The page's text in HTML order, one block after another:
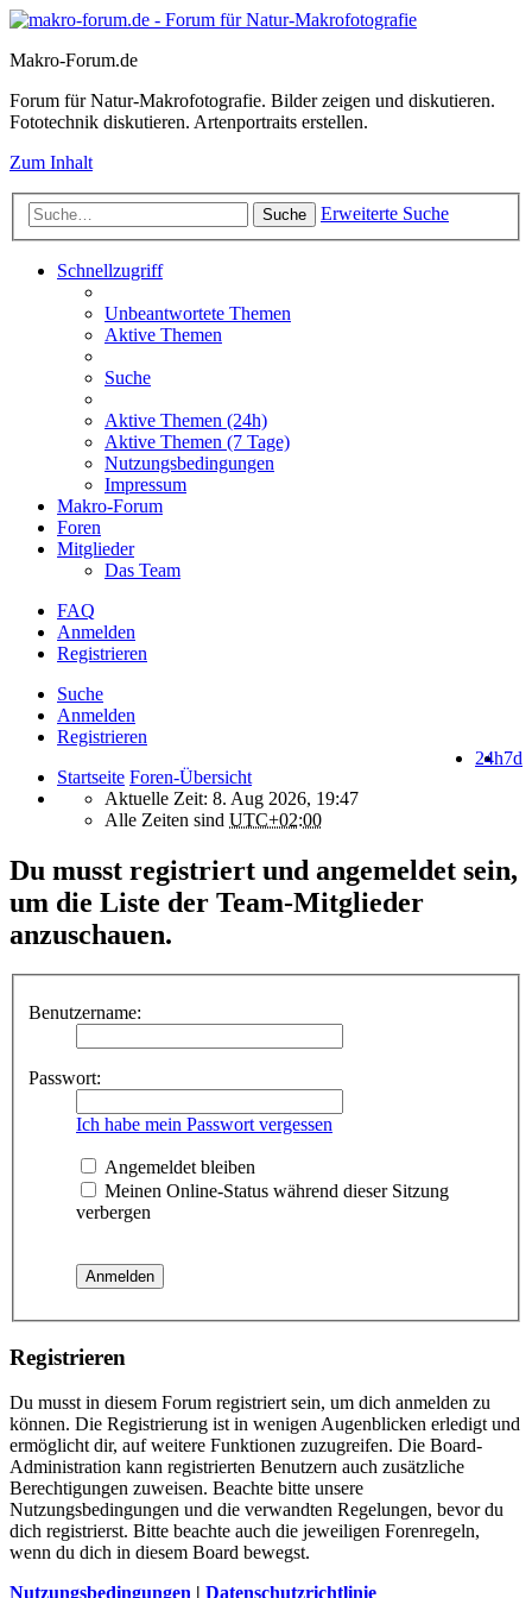
Makro-Forum.de
Forum für Natur-Makrofotografie. Bilder zeigen und diskutieren.
Fototechnik diskutieren. Artenportraits erstellen.
Zum Inhalt
Suche Erweiterte Suche
Schnellzugriff
Unbeantwortete Themen
Aktive Themen
Suche
Aktive Themen (24h)
Aktive Themen (7 Tage)
Nutzungsbedingungen
Impressum
Makro-Forum
Foren
Mitglieder
Das Team
FAQ
Anmelden
Registrieren
Suche
Anmelden
Registrieren
7d
24h
Startseite Foren-Übersicht
Aktuelle Zeit: 8. Aug 2026, 19:47
Alle Zeiten sind UTC+02:00
Du musst registriert und angemeldet sein,
um die Liste der Team-Mitglieder
anzuschauen.
Benutzername:
Passwort:
Ich habe mein Passwort vergessen
Angemeldet bleiben
Meinen Online-Status während dieser Sitzung
verbergen
Registrieren
Du musst in diesem Forum registriert sein, um dich anmelden zu
können. Die Registrierung ist in wenigen Augenblicken erledigt und
ermöglicht dir, auf weitere Funktionen zuzugreifen. Die Board-
Administration kann registrierten Benutzern auch zusätzliche
Berechtigungen zuweisen. Beachte bitte unsere
Nutzungsbedingungen und die verwandten Regelungen, bevor du
dich registrierst. Bitte beachte auch die jeweiligen Forenregeln,
wenn du dich in diesem Board bewegst.
Nutzungsbedingungen | Datenschutzrichtlinie